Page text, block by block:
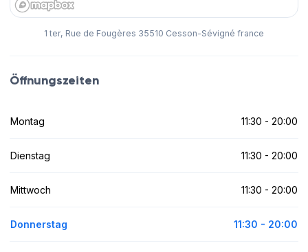
1 ter, Rue de Fougères 35510 Cesson-Sévigné france
Öffnungszeiten
Montag 11:30 - 20:00
Dienstag 11:30 - 20:00
Mittwoch 11:30 - 20:00
Donnerstag 11:30 - 20:00